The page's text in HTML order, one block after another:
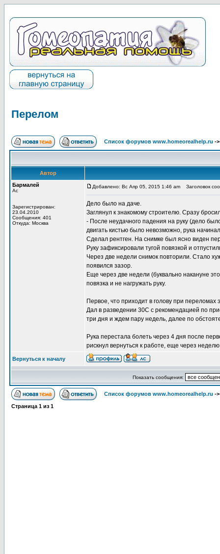
Перелом
Список форумов www.homeorealhelp.ru -
Автор
Бармалей
Ас
Зарегистрирован:
23.04.2010
Сообщения: 401
Откуда: Москва
Добавлено: Вс Апр 05, 2015 1:46 am Заголовок
Дело было на даче.
Заглянул к знакомому строителю. Сразу
- После неудачного падения на руку (дело
двигать кистью было невозможно, рука
Сделал рентген. На снимке был ясно виден
Руку зафиксировали тугой повязкой и
Через две недели снимок повторили. Стало
появился зазор.
Еще через две недели (буквально накануне
повязка и не нагружать руку.
Первое, что приходит в голову при
Дал в разведении 30С с рекомендацией по
три дня и ждем пару недель, далее по
Рука перестала болеть через 4 дня после
рискнул вернуться к работе, еще через
Вернуться к началу
Показать сообщения:
Список форумов www.homeorealhelp.ru -
Страница 1 из 1